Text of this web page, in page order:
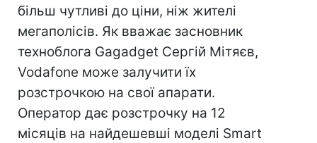
більш чутливі до ціни, ніж жителі
мегаполісів. Як вважає засновник
техноблога Gagadget Сергій Мітяєв,
Vodafone може залучити їх
розстрочкою на свої апарати.
Оператор дає розстрочку на 12
місяців на найдешевші моделі Smart